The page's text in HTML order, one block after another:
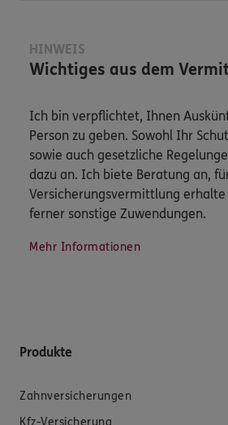
HINWEIS
Wichtiges aus dem
Ich bin verpflichtet, Ihnen
Person zu geben. Sowohl Ihr
sowie auch gesetzliche
dazu an. Ich biete Beratung an,
Versicherungsvermittlung erhalte
ferner sonstige Zuwendungen.
Mehr Informationen
Produkte
Zahnversicherungen